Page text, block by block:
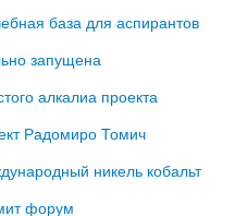
база для аспирантов
запущена
алкалиа проекта
Радомиро Томич
никель кобальт
форум